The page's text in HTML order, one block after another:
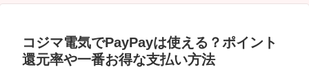
コジマ電気でPayPayは使える？ポイント
還元率や一番お得な支払い方法